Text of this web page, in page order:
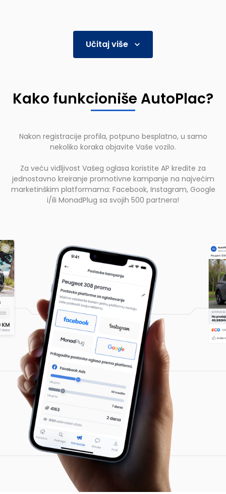
Učitaj više
Kako funkcioniše AutoPlac?
Nakon registracije profila, potpuno besplatno, u samo
nekoliko koraka objavite Vaše vozilo.
Za veću vidljivost Vašeg oglasa koristite AP kredite za
jednostavno kreiranje promotivne kampanje na najvećim
marketinškim platformama: Facebook, Instagram, Google
i/ili MonadPlug sa svojih 500 partnera!